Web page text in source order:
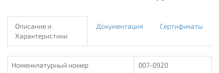
Описание и
Характеристики
Документация Сертификаты
Номенклатурный номер 007-0920